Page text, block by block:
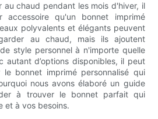
au chaud pendant les mois d'hiver, il
qu'un bonnet imprimé
polyvalents et élégants peuvent
au chaud, mais ils ajoutent
style personnel à n'importe quelle
autant d’options disponibles, il peut
bonnet imprimé personnalisé qui
nous avons élaboré un guide
à trouver le bonnet parfait qui
et à vos besoins.